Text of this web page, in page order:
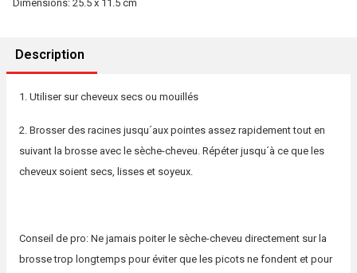
Dimensions: 25.5 x 11.5 cm
Description
1. Utiliser sur cheveux secs ou mouillés
2. Brosser des racines jusqu´aux pointes assez rapidement tout en
suivant la brosse avec le sèche-cheveu. Répéter jusqu´à ce que les
cheveux soient secs, lisses et soyeux.
Conseil de pro: Ne jamais poiter le sèche-cheveu directement sur la
brosse trop longtemps pour éviter que les picots ne fondent et pour